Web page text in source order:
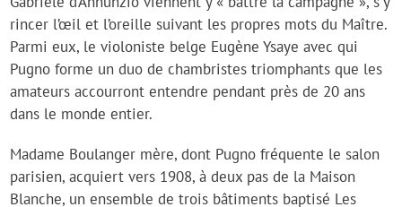
rincer l’œil et l’oreille suivant les propres mots du Maître.
Parmi eux, le violoniste belge Eugène Ysaye avec qui
Pugno forme un duo de chambristes triomphants que les
amateurs accourront entendre pendant près de 20 ans
dans le monde entier.
Madame Boulanger mère, dont Pugno fréquente le salon
parisien, acquiert vers 1908, à deux pas de la Maison
Blanche, un ensemble de trois bâtiments baptisé Les